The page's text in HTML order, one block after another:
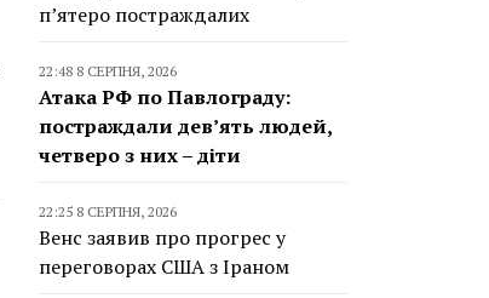
п’ятеро постраждалих
22:48 8 СЕРПНЯ, 2026
Атака РФ по Павлограду:
постраждали дев’ять людей,
четверо з них – діти
22:25 8 СЕРПНЯ, 2026
Венс заявив про прогрес у
переговорах США з Іраном